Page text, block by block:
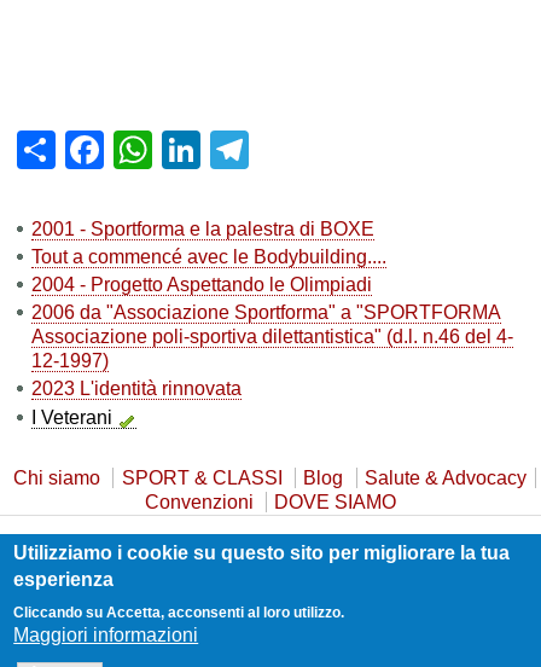
ShareFacebook
WhatsApp
LinkedIn
2001 - Sportforma e la palestra di BOXE
Tout a commencé avec le Bodybuilding....
2004 - Progetto Aspettando le Olimpiadi
2006 da "Associazione Sportforma" a "SPORTFORMA
Associazione poli-sportiva dilettantistica" (d.l. n.46 del 4-
12-1997)
2023 L'identità rinnovata
I Veterani
Chi siamo SPORT & CLASSI Blog
Salute & Advocacy
Convenzioni
DOVE SIAMO
Privacy Policy Cookie Policy
Safeguarding
Utilizziamo i cookie su questo sito per migliorare la tua
esperienza
Cliccando su Accetta, acconsenti al loro utilizzo.
Maggiori informazioni